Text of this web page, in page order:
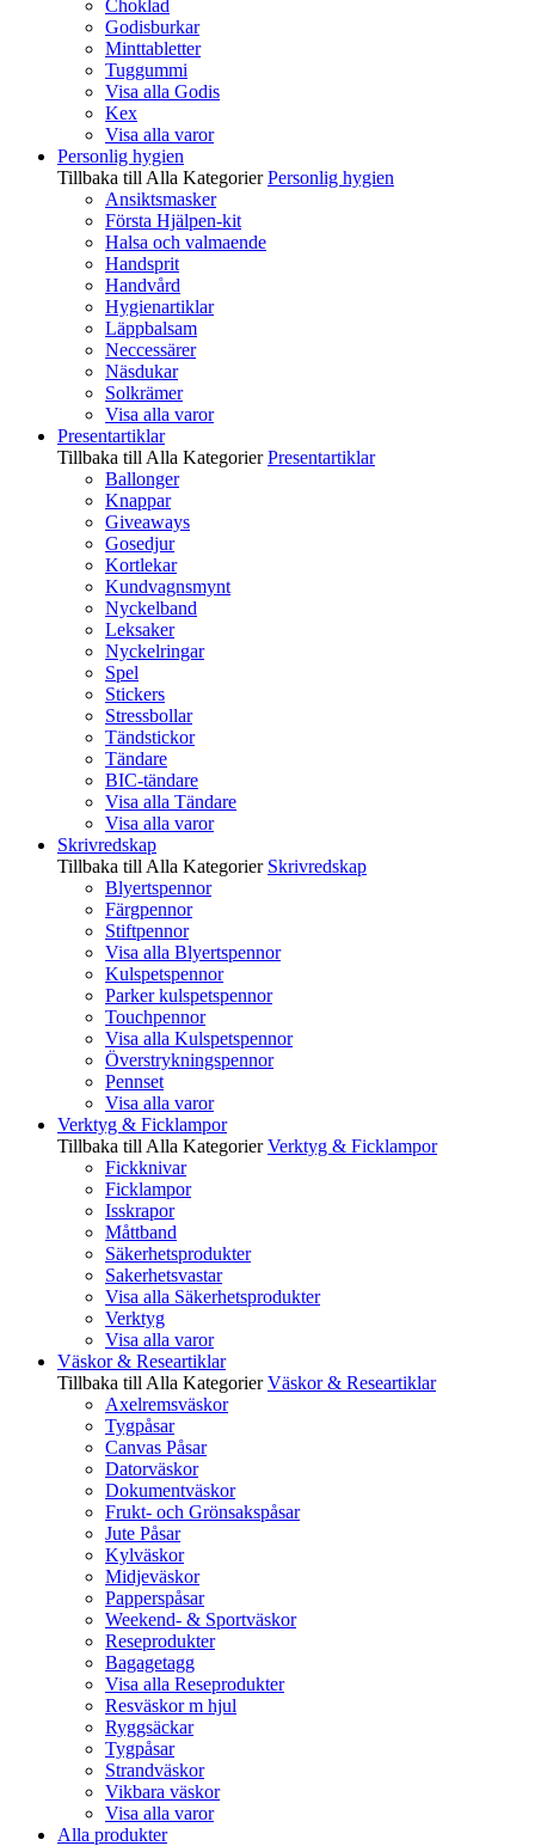
Choklad
Godisburkar
Minttabletter
Tuggummi
Visa alla Godis
Kex
Visa alla varor
Personlig hygien
Tillbaka till Alla Kategorier Personlig hygien
Ansiktsmasker
Första Hjälpen-kit
Halsa och valmaende
Handsprit
Handvård
Hygienartiklar
Läppbalsam
Neccessärer
Näsdukar
Solkrämer
Visa alla varor
Presentartiklar
Tillbaka till Alla Kategorier Presentartiklar
Ballonger
Knappar
Giveaways
Gosedjur
Kortlekar
Kundvagnsmynt
Nyckelband
Leksaker
Nyckelringar
Spel
Stickers
Stressbollar
Tändstickor
Tändare
BIC-tändare
Visa alla Tändare
Visa alla varor
Skrivredskap
Tillbaka till Alla Kategorier Skrivredskap
Blyertspennor
Färgpennor
Stiftpennor
Visa alla Blyertspennor
Kulspetspennor
Parker kulspetspennor
Touchpennor
Visa alla Kulspetspennor
Överstrykningspennor
Pennset
Visa alla varor
Verktyg & Ficklampor
Tillbaka till Alla Kategorier Verktyg & Ficklampor
Fickknivar
Ficklampor
Isskrapor
Måttband
Säkerhetsprodukter
Sakerhetsvastar
Visa alla Säkerhetsprodukter
Verktyg
Visa alla varor
Väskor & Researtiklar
Tillbaka till Alla Kategorier Väskor & Researtiklar
Axelremsväskor
Tygpåsar
Canvas Påsar
Datorväskor
Dokumentväskor
Frukt- och Grönsakspåsar
Jute Påsar
Kylväskor
Midjeväskor
Papperspåsar
Weekend- & Sportväskor
Reseprodukter
Bagagetagg
Visa alla Reseprodukter
Resväskor m hjul
Ryggsäckar
Tygpåsar
Strandväskor
Vikbara väskor
Visa alla varor
Alla produkter